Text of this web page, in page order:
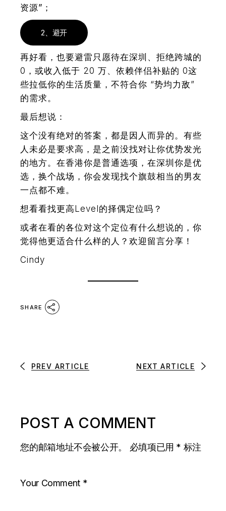
资源”；
2、避开
再好看，也要避雷只愿待在深圳、拒绝跨城的
0，或收入低于 20 万、依赖伴侣补贴的 0这
些拉低你的生活质量，不符合你 “势均力敌”
的需求。
最后想说：
这个没有绝对的答案，都是因人而异的。有些
人未必是要求高，是之前没找对让你优势发光
的地方。在香港你是普通选项，在深圳你是优
选，换个战场，你会发现找个旗鼓相当的男友
一点都不难。
想看看找更高Level的择偶定位吗？
或者在看的各位对这个定位有什么想说的，你
觉得他更适合什么样的人？欢迎留言分享！
Cindy
SHARE
PREV ARTICLE NEXT ARTICLE
POST A COMMENT
您的邮箱地址不会被公开。 必填项已用 * 标注